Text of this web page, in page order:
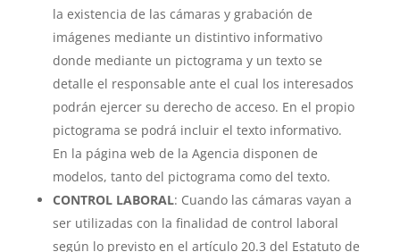
la existencia de las cámaras y grabación de
imágenes mediante un distintivo informativo
donde mediante un pictograma y un texto se
detalle el responsable ante el cual los interesados
podrán ejercer su derecho de acceso. En el propio
pictograma se podrá incluir el texto informativo.
En la página web de la Agencia disponen de
modelos, tanto del pictograma como del texto.
CONTROL LABORAL: Cuando las cámaras vayan a
ser utilizadas con la finalidad de control laboral
según lo previsto en el artículo 20.3 del Estatuto de